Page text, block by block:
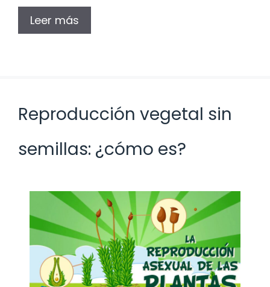
Leer más
Reproducción vegetal sin
semillas: ¿cómo es?